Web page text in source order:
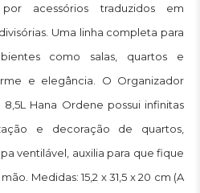
acessórios traduzidos em
Uma linha completa para
como salas, quartos e
e elegância. O Organizador
Hana Ordene possui infinitas
e decoração de quartos,
ventilável, auxilia para que fique
Medidas: 15,2 x 31,5 x 20 cm (A